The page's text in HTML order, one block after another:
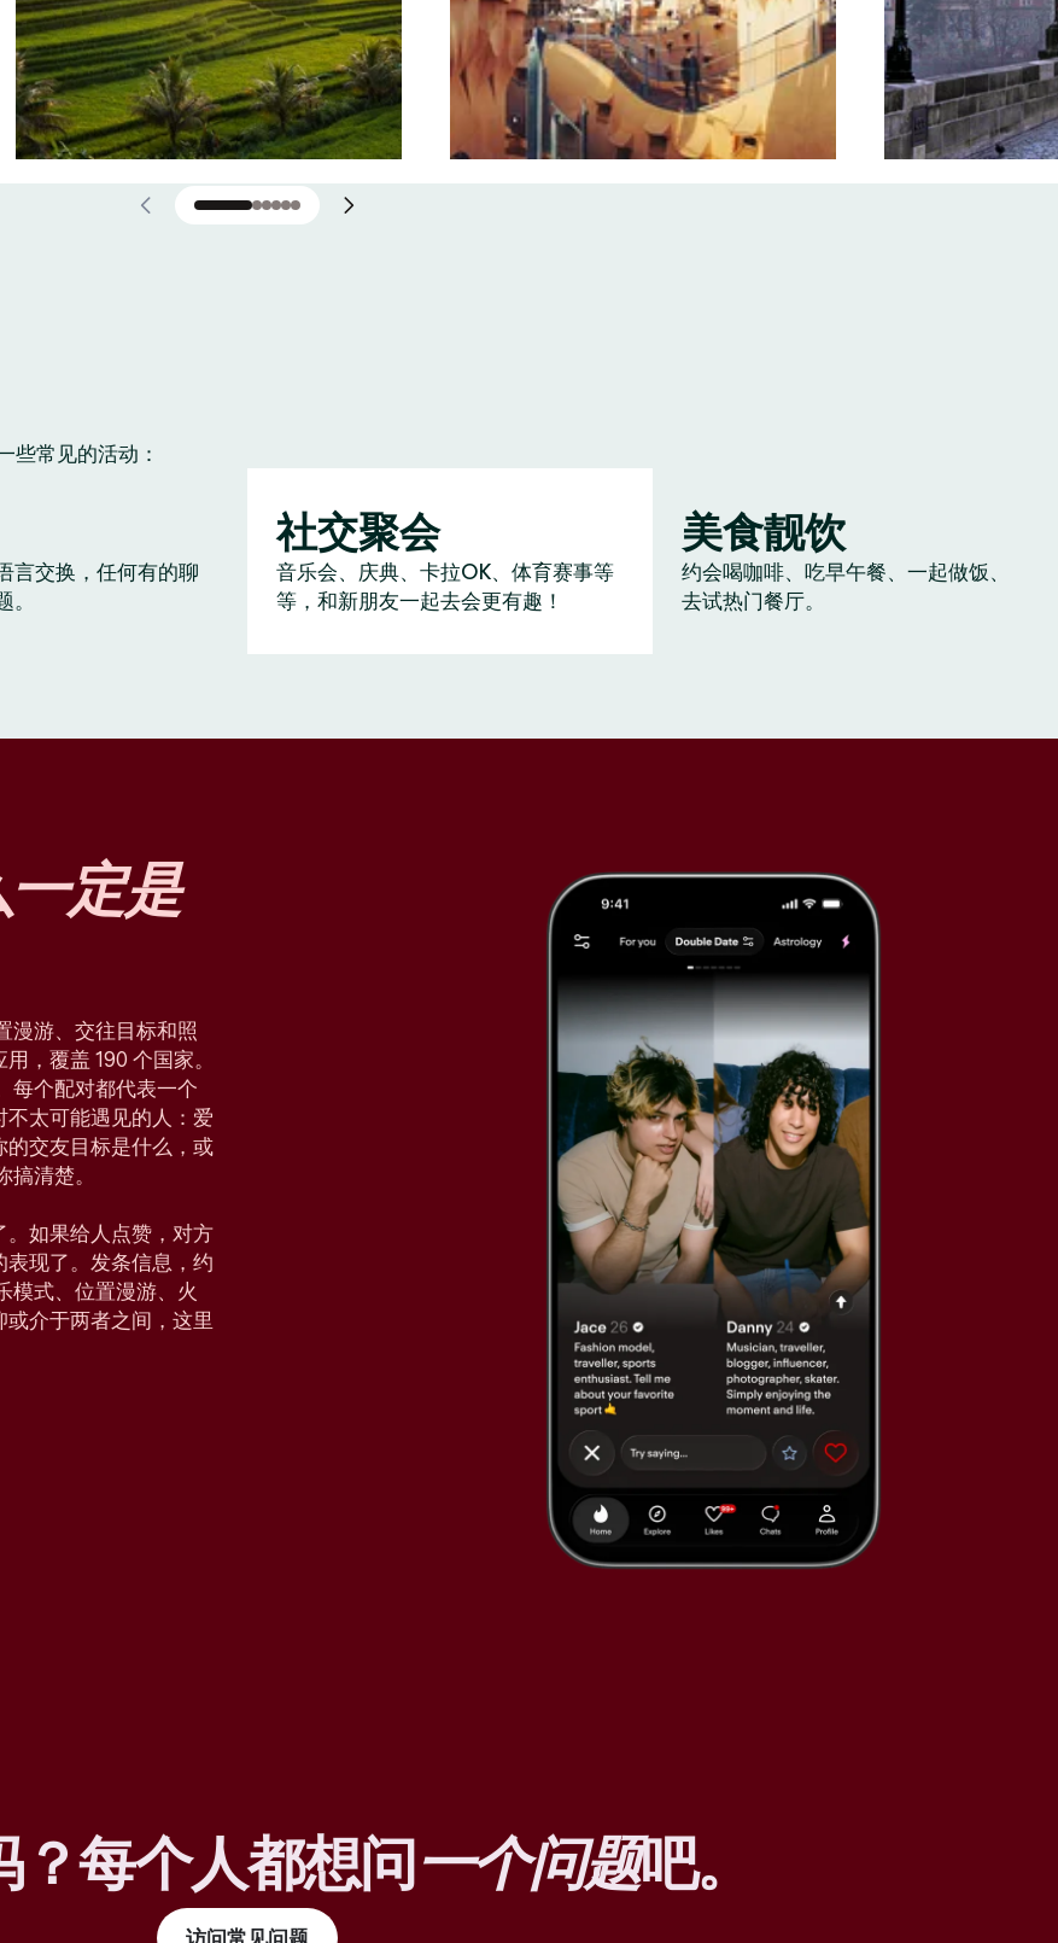
些常见的活动：
言交换，任何有的聊
社交聚会
音乐会、庆典、卡拉OK、体育赛事等
等，和新朋友一起去会更有趣！
美食靓饮
约会喝咖啡、吃早午餐、一起做饭、
去试热门餐厅。
一定是
漫游、交往目标和照
，覆盖 190 个国家。
每个配对都代表一个
太可能遇见的人：爱
交友目标是什么，或
清楚。
如果给人点赞，对方
现了。发条信息，约
模式、位置漫游、火
介于两者之间，这里
？每个人都想问一个问题吧。
访问常见问题